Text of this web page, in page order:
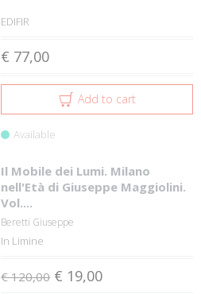
EDIFIR
€ 77,00
Add to cart
Available
Il Mobile dei Lumi. Milano
nell'Età di Giuseppe Maggiolini.
Vol....
Beretti Giuseppe
In Limine
€ 120,00 € 19,00